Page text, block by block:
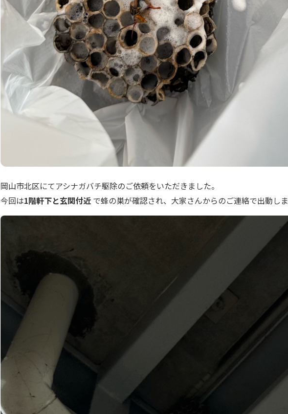
岡山市北区にてアシナガバチ駆除のご依頼をいただきました。
今回は1階軒下と玄関付近 で蜂の巣が確認され、大家さんからのご連絡で出動し